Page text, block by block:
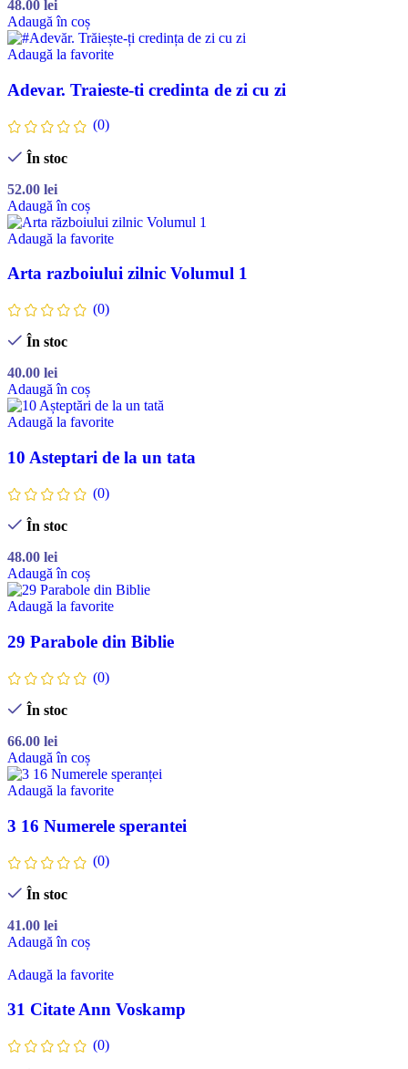
48.00 lei
Adaugă în coș
Adaugă la favorite
Adevar. Traieste-ti credinta de zi cu zi
(0)
În stoc
52.00 lei
Adaugă în coș
Adaugă la favorite
Arta razboiului zilnic Volumul 1
(0)
În stoc
40.00 lei
Adaugă în coș
Adaugă la favorite
10 Asteptari de la un tata
(0)
În stoc
48.00 lei
Adaugă în coș
Adaugă la favorite
29 Parabole din Biblie
(0)
În stoc
66.00 lei
Adaugă în coș
Adaugă la favorite
3 16 Numerele sperantei
(0)
În stoc
41.00 lei
Adaugă în coș
Adaugă la favorite
31 Citate Ann Voskamp
(0)